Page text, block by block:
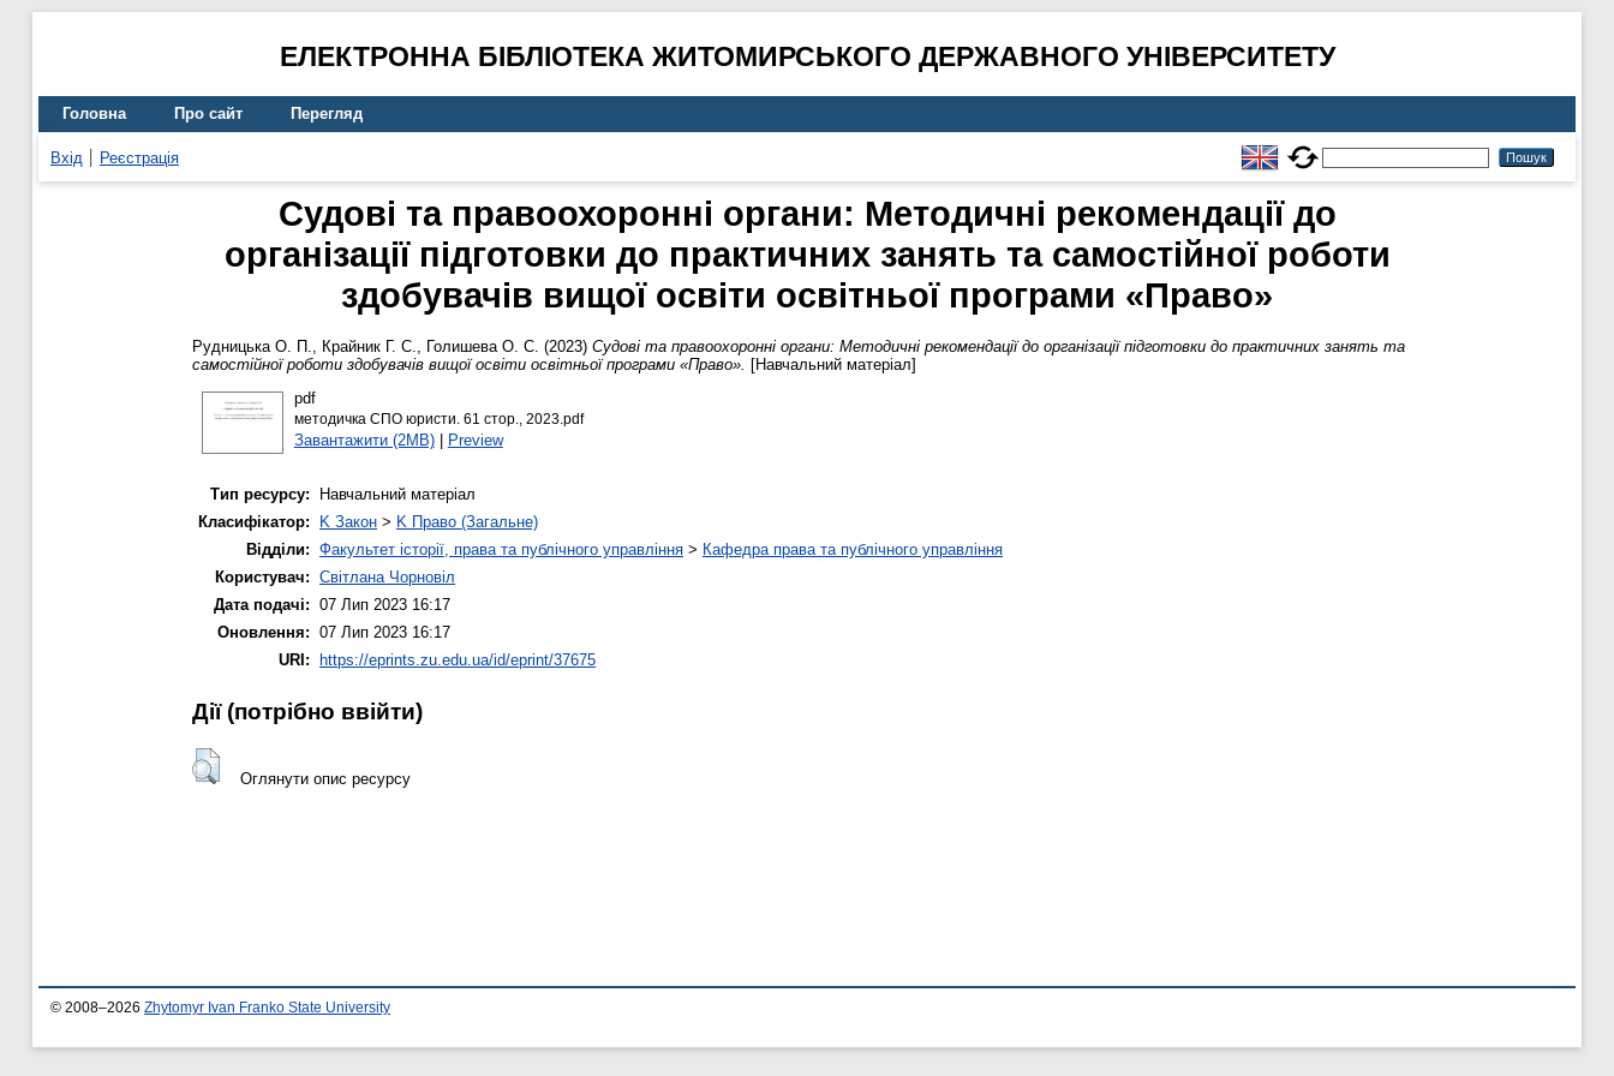
ЕЛЕКТРОННА БІБЛІОТЕКА ЖИТОМИРСЬКОГО ДЕРЖАВНОГО УНІВЕРСИТЕТУ
Головна Про сайт Перегляд
Вхід Реєстрація
Судові та правоохоронні органи: Методичні рекомендації до
організації підготовки до практичних занять та самостійної роботи
здобувачів вищої освіти освітньої програми «Право»
Рудницька О. П., Крайник Г. С., Голишева О. С. (2023) Судові та правоохоронні органи: Методичні рекомендації до організації підготовки до практичних занять та
самостійної роботи здобувачів вищої освіти освітньої програми «Право». [Навчальний матеріал]
pdf
методичка СПО юристи. 61 стор., 2023.pdf
Завантажити (2MB)| Preview
Тип ресурсу:
Навчальний матеріал
Класифікатор:
K Закон > K Право (Загальне)
Відділи: Факультет історії, права та публічного управління > Кафедра права та публічного управління
Користувач: Світлана Чорновіл
Дата подачі: 07 Лип 2023 16:17
Оновлення: 07 Лип 2023 16:17
URI:
https://eprints.zu.edu.ua/id/eprint/37675
Дії ​​(потрібно ввійти)
Оглянути опис ресурсу
© 2008–2026 Zhytomyr Ivan Franko State University